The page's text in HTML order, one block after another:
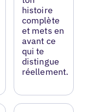
histoire
complète
et mets en
avant ce
qui te
distingue
réellement.